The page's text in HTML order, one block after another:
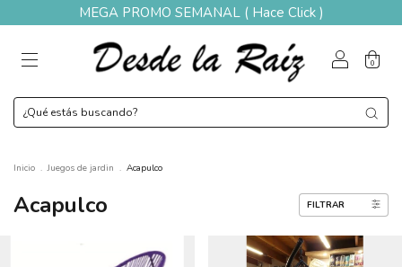
MEGA PROMO SEMANAL ( Hace Click )
0
Inicio . Juegos de jardin . Acapulco
Acapulco FILTRAR